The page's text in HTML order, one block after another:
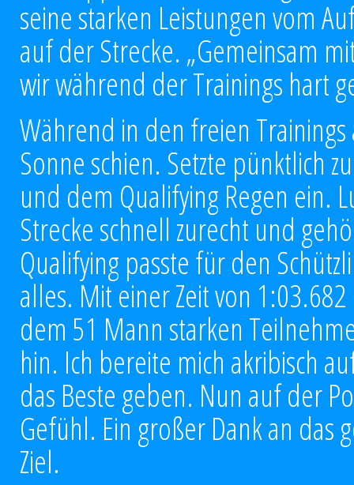
seine starken Leistungen vom
auf der Strecke. „Gemeinsam
wir während der Trainings hart
Während in den freien
Sonne schien. Setzte pünktlich
und dem Qualifying Regen ein.
Strecke schnell zurecht und
Qualifying passte für den
alles. Mit einer Zeit von
dem 51 Mann starken
hin. Ich bereite mich akribisch
das Beste geben. Nun auf der
Gefühl. Ein großer Dank an das
Ziel.